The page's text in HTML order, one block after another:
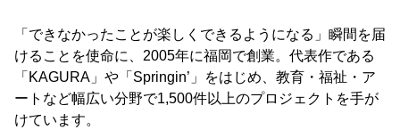
「できなかったことが楽しくできるようになる」瞬間を届
けることを使命に、2005年に福岡で創業。代表作である
「KAGURA」や「Springin’」をはじめ、教育・福祉・ア
ートなど幅広い分野で1,500件以上のプロジェクトを手が
けています。